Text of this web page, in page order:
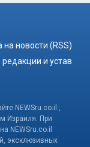
на новости (RSS)
и устав
NEWSru.co.il ,
Израиля. При
NEWSru.co.il
эксклюзивных